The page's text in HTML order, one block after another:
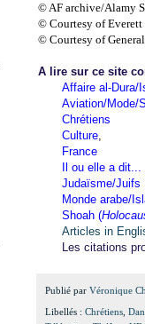
© AF archive/Alamy
© Courtesy of
© Courtesy of
A lire sur ce site
Affaire al-Dura/
Aviation/Mode/
Chrétiens
Culture,
France
Il ou elle a dit...
Judaïsme/Juifs
Monde arabe/
Shoah (
Articles in
Les citations
Publié par Véronique
Libellés : Chrétiens,